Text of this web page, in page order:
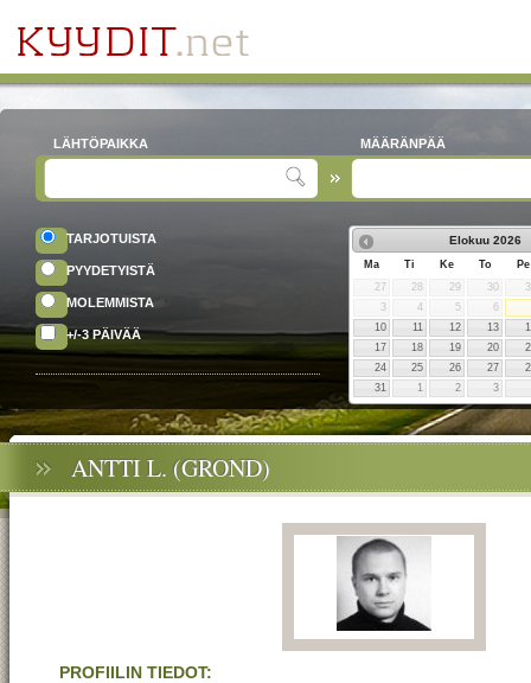
LÄHTÖPAIKKA MÄÄRÄNPÄÄ
TARJOTUISTA
PYYDETYISTÄ
MOLEMMISTA
+/-3 PÄIVÄÄ
Elokuu 2026
Ma Ti Ke To
Pe
27
28 29 30
3
4 5
6
10
11 12 13
17
18 19 20
24
25 26 27
31
1 2 3
ANTTI L. (GROND)
PROFIILIN TIEDOT: